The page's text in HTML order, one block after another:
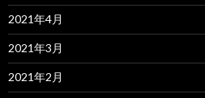
2021年4月
2021年3月
2021年2月